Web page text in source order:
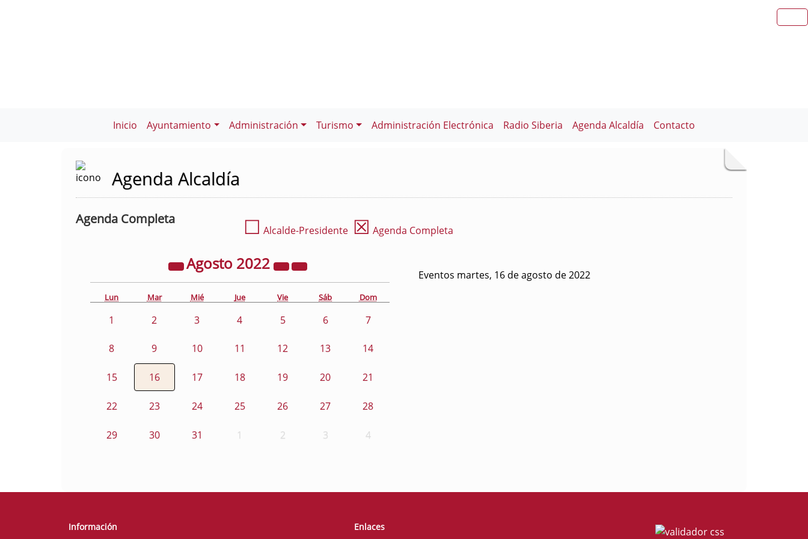
Inicio Ayuntamiento Administración Turismo Administración Electrónica Radio Siberia Agenda Alcaldía Contacto
Agenda Alcaldía
Agenda Completa ☐ Alcalde-Presidente ☒ Agenda Completa
Agosto 2022
Lun Mar Mié Jue Vie Sáb Dom
1 2 3 4 5 6 7
8 9 10 11 12 13 14
15 16 17 18 19 20 21
22 23 24 25 26 27 28
29 30 31 1 2 3 4
Eventos martes, 16 de agosto de 2022
Información Enlaces